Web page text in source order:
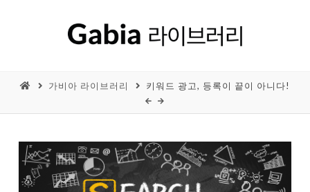
가비아 라이브러리 키워드 광고, 등록이 끝이 아니다!